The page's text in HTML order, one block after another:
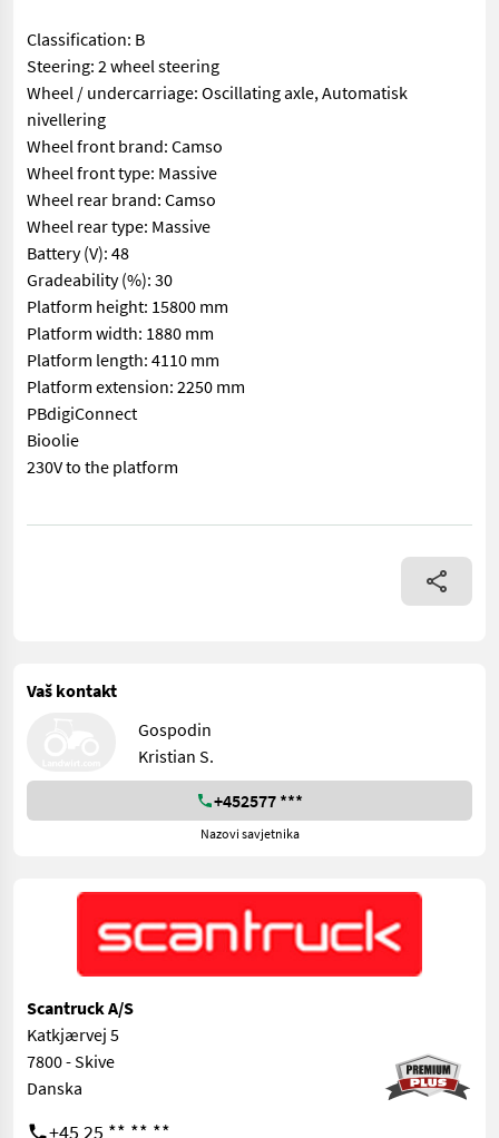
Classification: B
Steering: 2 wheel steering
Wheel / undercarriage: Oscillating axle, Automatisk
nivellering
Wheel front brand: Camso
Wheel front type: Massive
Wheel rear brand: Camso
Wheel rear type: Massive
Battery (V): 48
Gradeability (%): 30
Platform height: 15800 mm
Platform width: 1880 mm
Platform length: 4110 mm
Platform extension: 2250 mm
PBdigiConnect
Bioolie
230V to the platform
== More details (EN) == Classification: B Steering: 2 wheel
Vaš kontakt
Gospodin
Kristian S.
+452577 ***
Nazovi savjetnika
Scantruck A/S
Katkjærvej 5
7800 - Skive
Danska
+45 25 ** ** **